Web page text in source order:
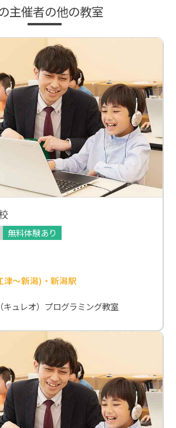
主催者の他の教室
無料体験あり
～新潟)・新潟駅
キュレオ）プログラミング教室